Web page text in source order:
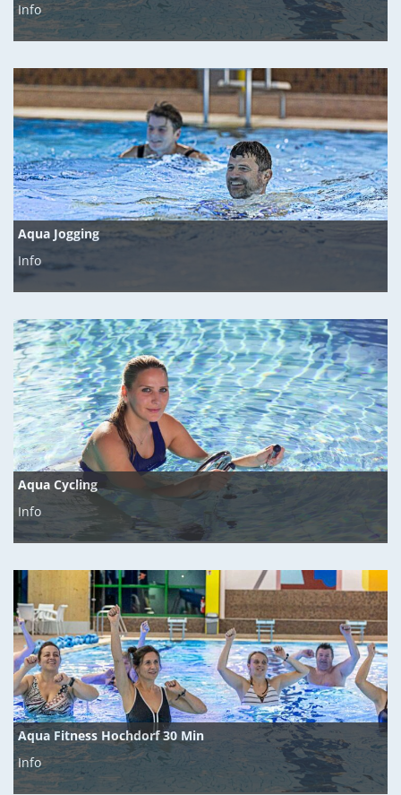
Info
Aqua Jogging
Info
Aqua Cycling
Info
Aqua Fitness Hochdorf 30 Min
Info